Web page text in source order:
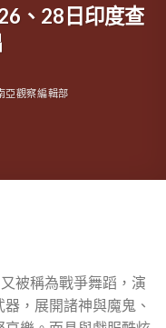
、28日印度查
亞觀察編輯部
被稱為戰爭舞蹈，演
，展開諸神與魔鬼、